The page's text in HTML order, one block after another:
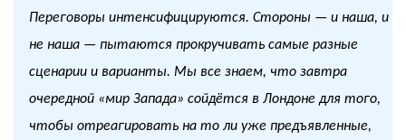
Переговоры интенсифицируются. Стороны — и наша, и
не наша — пытаются прокручивать самые разные
сценарии и варианты. Мы все знаем, что завтра
очередной «мир Запада» сойдётся в Лондоне для того,
чтобы отреагировать на то ли уже предъявленные,